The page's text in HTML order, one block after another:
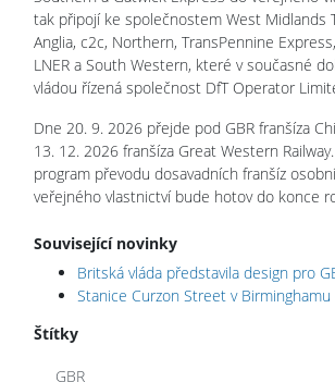
tak připojí ke společnostem West Midlands
Anglia, c2c, Northern, TransPennine
LNER a South Western, které v současné
vládou řízená společnost DfT Operator
Dne 20. 9. 2026 přejde pod GBR franšíza
13. 12. 2026 franšíza Great Western
program převodu dosavadních franšíz
veřejného vlastnictví bude hotov do konce
Související novinky
Britská vláda představila design pro
Stanice Curzon Street v
Štítky
GBR